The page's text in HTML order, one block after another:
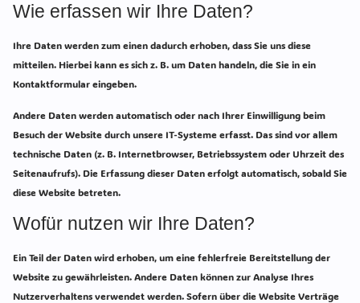
Wie erfassen wir Ihre Daten?
Ihre Daten werden zum einen dadurch erhoben, dass Sie uns diese
mitteilen. Hierbei kann es sich z. B. um Daten handeln, die Sie in ein
Kontaktformular eingeben.
Andere Daten werden automatisch oder nach Ihrer Einwilligung beim
Besuch der Website durch unsere IT-Systeme erfasst. Das sind vor allem
technische Daten (z. B. Internetbrowser, Betriebssystem oder Uhrzeit des
Seitenaufrufs). Die Erfassung dieser Daten erfolgt automatisch, sobald Sie
diese Website betreten.
Wofür nutzen wir Ihre Daten?
Ein Teil der Daten wird erhoben, um eine fehlerfreie Bereitstellung der
Website zu gewährleisten. Andere Daten können zur Analyse Ihres
Nutzerverhaltens verwendet werden. Sofern über die Website Verträge